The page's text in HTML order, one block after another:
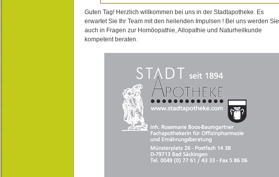
Guten Tag! Herzlich willkommen bei uns in der Stadtapotheke. Es
erwartet Sie Ihr Team mit den heilenden Impulsen ! Bei uns werden Sie
auch in Fragen zur Homöopathie, Allopathie und Naturheilkunde
kompetent beraten.